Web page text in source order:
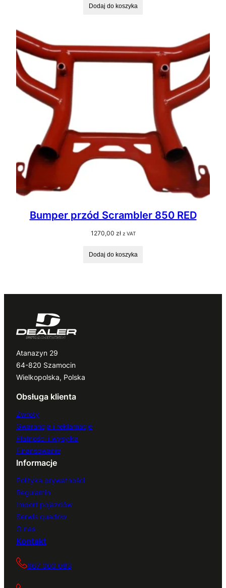
Dodaj do koszyka
Bumper przód Scrambler 850 RED
1270,00 zł z VAT
Dodaj do koszyka
Atanazyn 29
64-820 Szamocin
Wielkopolska, Polska
Obsługa klienta
Zwroty
Gwarancja i reklamacje
Płatności i wysyłka
Finansowanie
Informacje
Polityka prywatności
Regulamin
Import pojazdów
Serwis quadów
O nas
Kontakt
667 000 083